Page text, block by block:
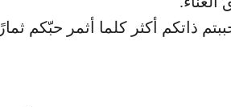
ذاتكم أكثر كلما أثمر حبّكم ثمارًا